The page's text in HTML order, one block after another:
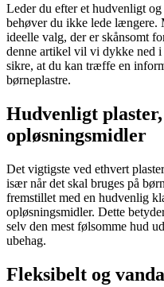
Leder du efter et hudvenligt
behøver du ikke lede længere.
ideelle valg, der er skånsomt
denne artikel vil vi dykke ned
sikre, at du kan træffe en
børneplastre.
Hudvenligt
opløsningsmidler
Det vigtigste ved ethvert
især når det skal bruges på
fremstillet med en hudvenlig
opløsningsmidler. Dette
selv den mest følsomme hud
ubehag.
Fleksibelt og